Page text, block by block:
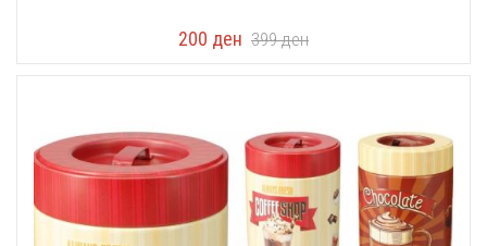
200 ден 399ден